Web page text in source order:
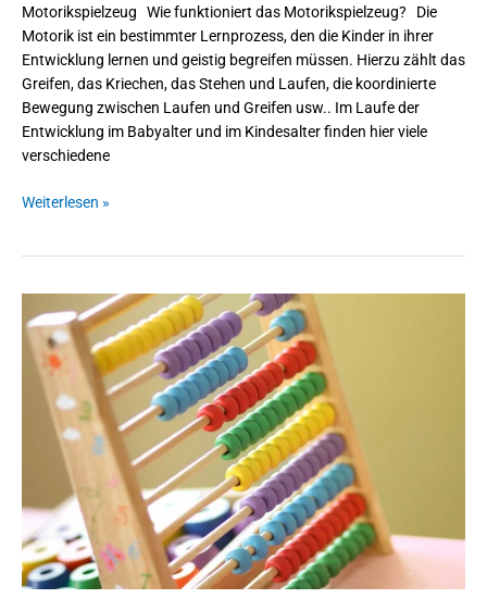
Motorikspielzeug Wie funktioniert das Motorikspielzeug? Die
Motorik ist ein bestimmter Lernprozess, den die Kinder in ihrer
Entwicklung lernen und geistig begreifen müssen. Hierzu zählt das
Greifen, das Kriechen, das Stehen und Laufen, die koordinierte
Bewegung zwischen Laufen und Greifen usw.. Im Laufe der
Entwicklung im Babyalter und im Kindesalter finden hier viele
verschiedene
Weiterlesen »
Zählrahmen
–
Lernspaß
für
Kleinen,
Faszination
Großen